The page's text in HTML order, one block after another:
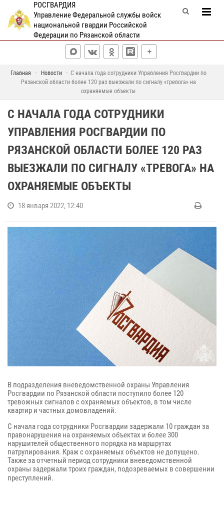
РОСГВАРДИЯ
Управление Федеральной службы войск
национальной гвардии Российской
Федерации по Рязанской области
Главная Новости
С начала года сотрудники Управления Росгвардии по
Рязанской области более 120 раз выезжали по сигналу «тревога» на
охраняемые объекты
С НАЧАЛА ГОДА СОТРУДНИКИ
УПРАВЛЕНИЯ РОСГВАРДИИ ПО
РЯЗАНСКОЙ ОБЛАСТИ БОЛЕЕ 120 РАЗ
ВЫЕЗЖАЛИ ПО СИГНАЛУ «ТРЕВОГА» НА
ОХРАНЯЕМЫЕ ОБЪЕКТЫ
18 января 2022, 12:40
В подразделения вневедомственной охраны Управления
Росгвардии по Рязанской области поступило более 120
тревожных сигналов с охраняемых объектов, в том числе
квартир и частных домовладений.
С начала года сотрудники Росгвардии задержали 10 граждан за
правонарушения на охраняемых объектах и более 300
нарушителей общественного порядка на маршрутах
патрулирования. Краж с охраняемых объектов не допущено.
Также за отчетный период сотрудники вневедомственной
охраны задержали троих граждан, подозреваемых в совершении
преступлений.